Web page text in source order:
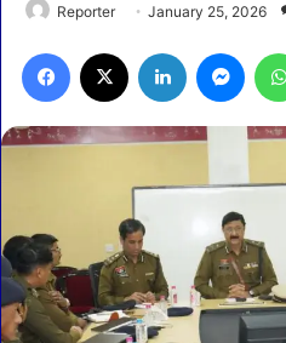
Reporter January 25, 2026
Facebook LinkedIn